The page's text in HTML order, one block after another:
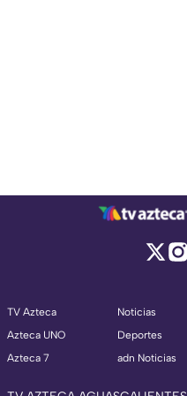
TV Azteca
Azteca UNO
Azteca 7
Noticias
Deportes
adn Noticias